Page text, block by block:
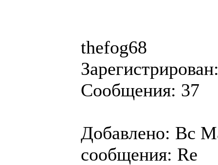
thefog68
Сообщения: 37
Добавлено: Вс
сообщения: Re